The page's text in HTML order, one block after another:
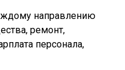
направлению
ремонт,
персонала,